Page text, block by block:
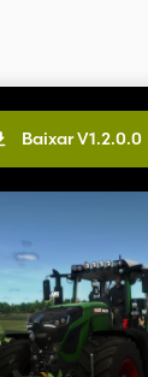
Baixar V1.2.0.0